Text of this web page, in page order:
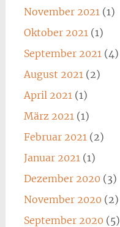
November 2021 (1)
Oktober 2021 (1)
September 2021 (4)
August 2021 (2)
April 2021 (1)
März 2021 (1)
Februar 2021 (2)
Januar 2021 (1)
Dezember 2020 (3)
November 2020 (2)
September 2020 (5)